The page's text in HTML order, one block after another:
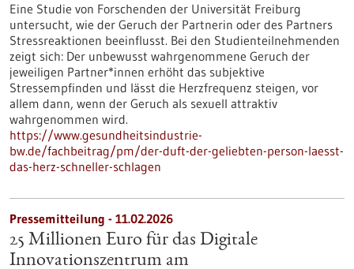
Eine Studie von Forschenden der Universität Freiburg
untersucht, wie der Geruch der Partnerin oder des Partners
Stressreaktionen beeinflusst. Bei den Studienteilnehmenden
zeigt sich: Der unbewusst wahrgenommene Geruch der
jeweiligen Partner*innen erhöht das subjektive
Stressempfinden und lässt die Herzfrequenz steigen, vor
allem dann, wenn der Geruch als sexuell attraktiv
wahrgenommen wird.
https://www.gesundheitsindustrie-
bw.de/fachbeitrag/pm/der-duft-der-geliebten-person-laesst-
das-herz-schneller-schlagen
Pressemitteilung - 11.02.2026
25 Millionen Euro für das Digitale
Innovationszentrum am